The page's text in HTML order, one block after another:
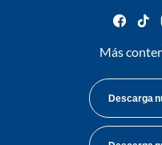
Más
Descarga